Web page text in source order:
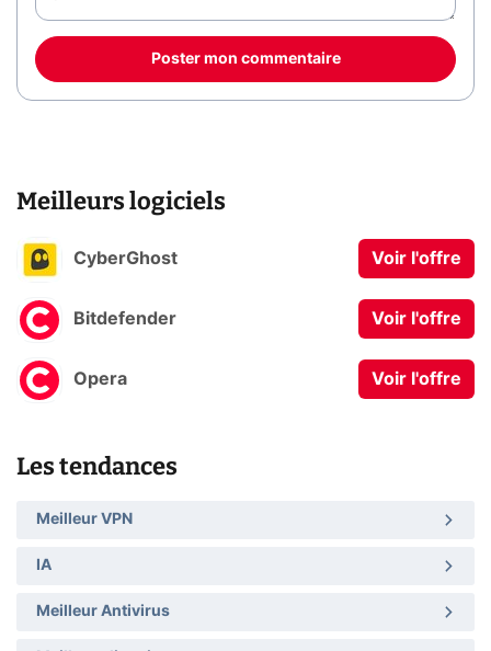
Poster mon commentaire
Meilleurs logiciels
CyberGhost Voir l'offre
Bitdefender Voir l'offre
Opera Voir l'offre
Les tendances
Meilleur VPN
IA
Meilleur Antivirus